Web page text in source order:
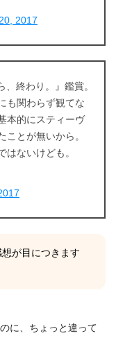
2017
、終わり。』鑑賞。
も関わらず観てな
本的にスティーヴ
ことが無いから。
ないけども。
が目につきます
に、ちょっと違って